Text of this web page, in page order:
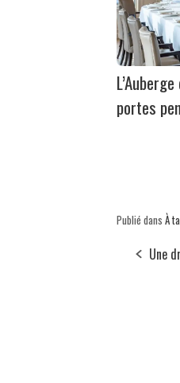
portes
Publié dans À
Une